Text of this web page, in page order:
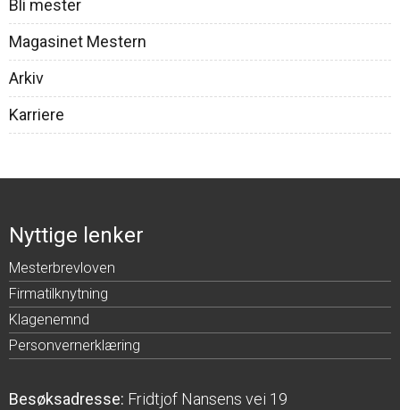
Bli mester
Magasinet Mestern
Arkiv
Karriere
Nyttige lenker
Mesterbrevloven
Firmatilknytning
Klagenemnd
Personvernerklæring
Besøksadresse: Fridtjof Nansens vei 19